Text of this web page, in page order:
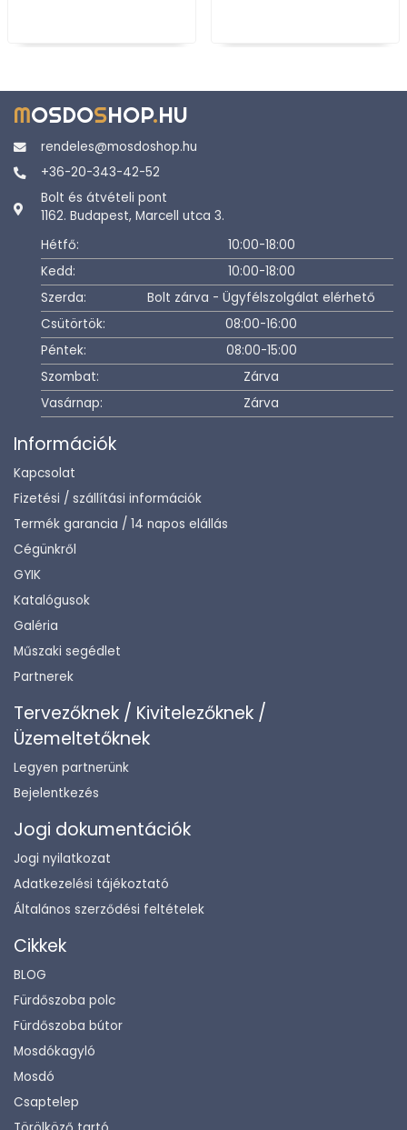
MOSDOSHOP.HU
rendeles@mosdoshop.hu
+36-20-343-42-52
Bolt és átvételi pont
1162. Budapest, Marcell utca 3.
Hétfő:
10:00-18:00
Kedd:
10:00-18:00
Szerda:
Bolt zárva - Ügyfélszolgálat elérhető
Csütörtök:
08:00-16:00
Péntek:
08:00-15:00
Szombat:
Zárva
Vasárnap:
Zárva
Információk
Kapcsolat
Fizetési / szállítási információk
Termék garancia / 14 napos elállás
Cégünkről
GYIK
Katalógusok
Galéria
Műszaki segédlet
Partnerek
Tervezőknek / Kivitelezőknek /
Üzemeltetőknek
Legyen partnerünk
Bejelentkezés
Jogi dokumentációk
Jogi nyilatkozat
Adatkezelési tájékoztató
Általános szerződési feltételek
Cikkek
BLOG
Fürdőszoba polc
Fürdőszoba bútor
Mosdókagyló
Mosdó
Csaptelep